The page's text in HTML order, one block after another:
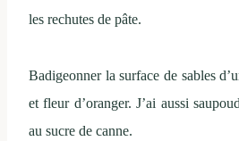
les rechutes de pâte.
Badigeonner la surface de sables
et fleur d’oranger. J’ai aussi
au sucre de canne.